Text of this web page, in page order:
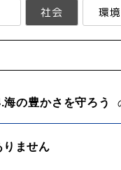
社会 環境
海の豊かさを守ろう
ません